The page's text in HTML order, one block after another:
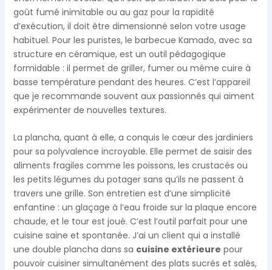
goût fumé inimitable ou au gaz pour la rapidité
d’exécution, il doit être dimensionné selon votre usage
habituel. Pour les puristes, le barbecue Kamado, avec sa
structure en céramique, est un outil pédagogique
formidable : il permet de griller, fumer ou même cuire à
basse température pendant des heures. C’est l’appareil
que je recommande souvent aux passionnés qui aiment
expérimenter de nouvelles textures.
La plancha, quant à elle, a conquis le cœur des jardiniers
pour sa polyvalence incroyable. Elle permet de saisir des
aliments fragiles comme les poissons, les crustacés ou
les petits légumes du potager sans qu’ils ne passent à
travers une grille. Son entretien est d’une simplicité
enfantine : un glaçage à l’eau froide sur la plaque encore
chaude, et le tour est joué. C’est l’outil parfait pour une
cuisine saine et spontanée. J’ai un client qui a installé
une double plancha dans sa cuisine extérieure pour
pouvoir cuisiner simultanément des plats sucrés et salés,